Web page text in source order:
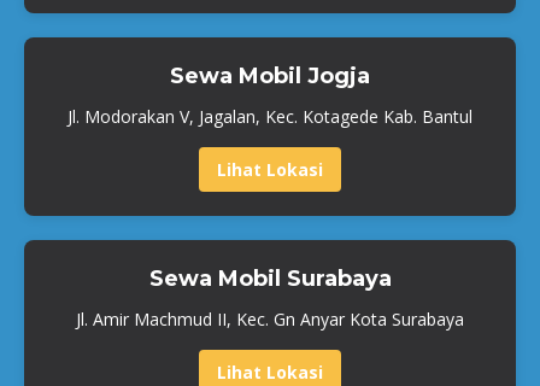
Sewa Mobil Jogja
Jl. Modorakan V, Jagalan, Kec. Kotagede Kab. Bantul
Lihat Lokasi
Sewa Mobil Surabaya
Jl. Amir Machmud II, Kec. Gn Anyar Kota Surabaya
Lihat Lokasi